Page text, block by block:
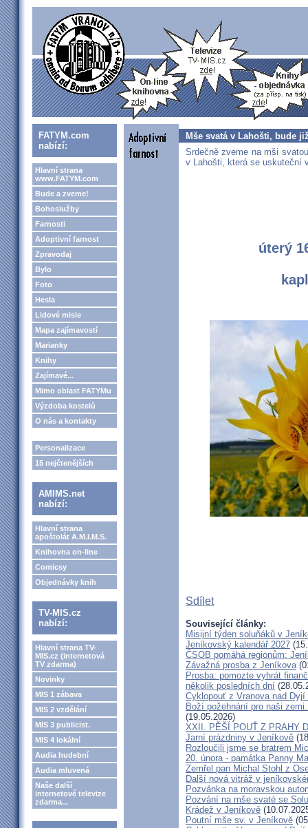
FATYM.com
nabízí:
Hlavní strana
www.FATYM.com
Bude a zveme!
Bohoslužby
Farnosti
Adoptivní farnost
Zpravodaj
Bylo
Foto
Hesla
Lidové misie
Mapa zajímavostí
Marianky
Knihy
Zajímavé...
Mimo oblast FATYMu
Výzdoba kostelů
O nás a kontakty
Personalizace
15 nejčtenějších
AMIMS.net
nabízí:
Hlavní strana
apoštolát A.M.I.M.S.
Knihovna on-line
Comicsy
Objednávky knih
TV-MIS.cz
nabízí:
Hlavní strana TV-
MIS.cz (internetová
TV zdarma)
Novinky
MIS 1 zábava
MIS 2 vzdělání
MIS 3 publicist.
MIS 4 lokální
Audia hudební
Audia mluvená
Naše další
internetové televize
zdarma...
Mše svatá v Lahošti, bude
Srdečně zveme na mši
v Lahošti, která se uskuteční
úterý
Sdílet
Související články:
Misijní týden soluňáků v
Jeníkovský kalendář 2027
ČSOB pomáhá regionům:
Závažná prosba z Jeníkova
Prosba: pomozte vyhrát
několik posledních dní
Cyklopouť z Vranova nad
Boží požehnání pro naši
(19.05.2026)
XXII. PĚŠÍ POUŤ Z PRAHY
Jarní prázdniny v Jeníkově
Rozloučili jsme se bratrem
20. února - památka Panny
Zemřel pan Michal Stohl z
Další nová vitráž v
Pozvánka na moravskou
Pozvání na mše svaté se
Krádež v Jeníkově
Poutní mše sv. v Jeníkově